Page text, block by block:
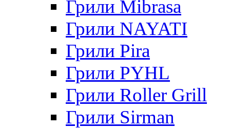
Грили Mibrasa
Грили NAYATI
Грили Pira
Грили PYHL
Грили Roller Grill
Грили Sirman